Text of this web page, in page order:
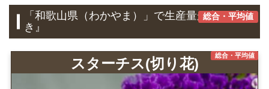
総合・平均値
「和歌山県（わかやま）」で生産量が多い『花
き』
総合・平均値
スターチス(切り花)